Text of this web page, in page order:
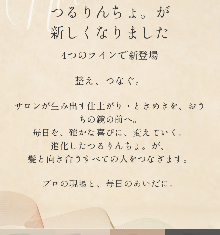
つるりんちょ。が
新しくなりました
4つのラインで新登場
整え、つなぐ。
サロンが生み出す仕上がり・ときめきを、おう
ちの鏡の前へ。
毎日を、確かな喜びに、変えていく。
進化したつるりんちょ。が、
髪と向き合うすべての人をつなぎます。
プロの現場と、毎日のあいだに。